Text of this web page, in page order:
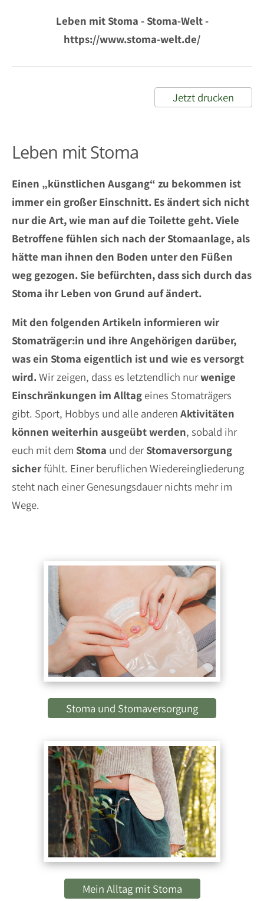
Leben mit Stoma - Stoma-Welt -
https://www.stoma-welt.de/
Jetzt drucken
Leben mit Stoma
Einen „künstlichen Ausgang“ zu bekommen ist
immer ein großer Einschnitt. Es ändert sich nicht
nur die Art, wie man auf die Toilette geht. Viele
Betroffene fühlen sich nach der Stomaanlage, als
hätte man ihnen den Boden unter den Füßen
weg gezogen. Sie befürchten, dass sich durch das
Stoma ihr Leben von Grund auf ändert.
Mit den folgenden Artikeln informieren wir
Stomaträger:in und ihre Angehörigen darüber,
was ein Stoma eigentlich ist und wie es versorgt
wird.Wir zeigen, dass es letztendlich nurwenige
Einschränkungen im Alltag eines Stomaträgers
gibt. Sport, Hobbys und alle anderen Aktivitäten
können weiterhin ausgeübt werden, sobald ihr
euch mit dem Stoma und derStomaversorgung
sicherfühlt. Einer beruflichen Wiedereingliederung
steht nach einer Genesungsdauer nichts mehr im
Wege.
Stoma und Stomaversorgung
Mein Alltag mit Stoma